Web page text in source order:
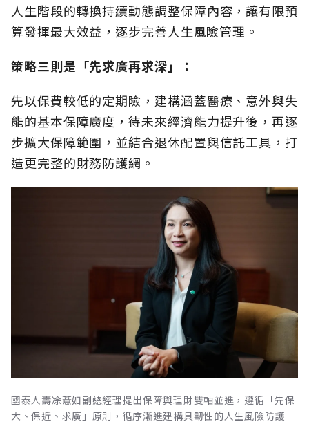
人生階段的轉換持續動態調整保障內容，讓有限預
算發揮最大效益，逐步完善人生風險管理。
策略三則是「先求廣再求深」：
先以保費較低的定期險，建構涵蓋醫療、意外與失
能的基本保障廣度，待未來經濟能力提升後，再逐
步擴大保障範圍，並結合退休配置與信託工具，打
造更完整的財務防護網。
國泰人壽凃薏如副總經理提出保障與理財雙軸並進，遵循「先保
大、保近、求廣」原則，循序漸進建構具韌性的人生風險防護